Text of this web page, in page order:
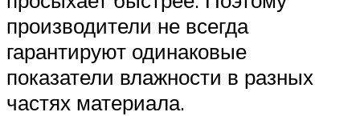
производители не всегда
гарантируют одинаковые
показатели влажности в разных
частях материала.